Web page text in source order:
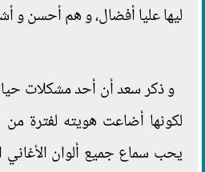
ليها عليا أفضال، و هم أحسن و
و ذكر سعد أن أحد مشكلات
لكونها أضاعت هويته لفترة من
يحب سماع جميع ألوان الأغاني